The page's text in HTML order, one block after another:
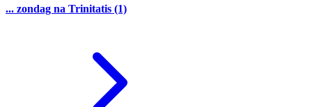
... zondag na Trinitatis (1)